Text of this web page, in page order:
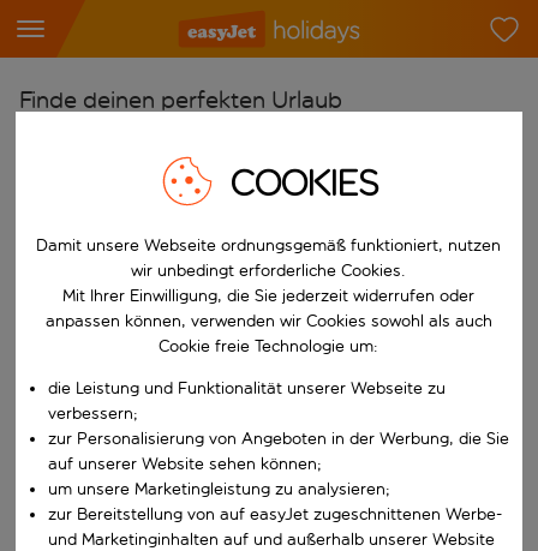
Finde deinen perfekten Urlaub
Flughafen wählen
Beginne mit der Eingabe für die automatische
Reiseziel wählen
Nach
Wähle ein Ab- und Rückflugdatum aus.
Reisezeitraum wählen
Wann
Suchen
COOKIES
Damit unsere Webseite ordnungsgemäß funktioniert, nutzen
wir unbedingt erforderliche Cookies.
Mit Ihrer Einwilligung, die Sie jederzeit widerrufen oder
anpassen können, verwenden wir Cookies sowohl als auch
Cookie freie Technologie um:
die Leistung und Funktionalität unserer Webseite zu
verbessern;
zur Personalisierung von Angeboten in der Werbung, die Sie
auf unserer Website sehen können;
um unsere Marketingleistung zu analysieren;
zur Bereitstellung von auf easyJet zugeschnittenen Werbe-
und Marketinginhalten auf und außerhalb unserer Website